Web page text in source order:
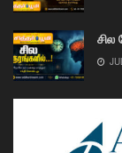
சில